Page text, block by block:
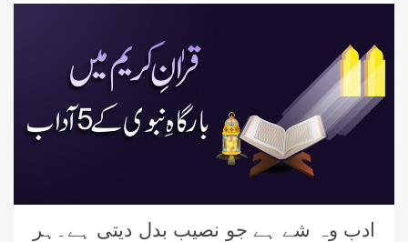
ادب وہ شے ہے جو نصیب بدل دیتی ہے۔ہر